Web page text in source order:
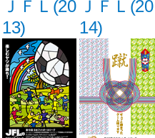
ＪＦＬ(20
13)
ＪＦＬ(20
14)